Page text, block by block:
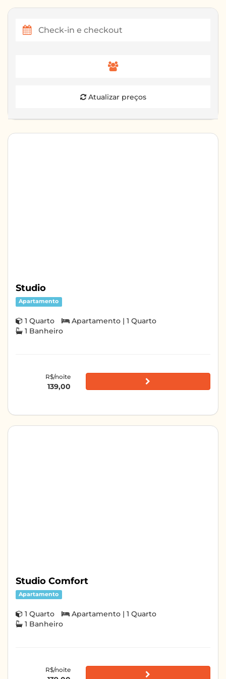
Atualizar preços
Studio
Apartamento
1 Quarto
Apartamento | 1 Quarto
1 Banheiro
R$/noite
139,00
Studio Comfort
Apartamento
1 Quarto
Apartamento | 1 Quarto
1 Banheiro
R$/noite